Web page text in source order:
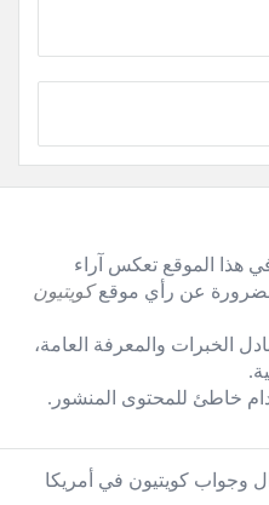
هذا الموقع تعكس آراء
عن رأي موقعكويتيون
الخبرات والمعرفة العامة،
خاطئ للمحتوى المنشور.
كويتيون في أمريكا